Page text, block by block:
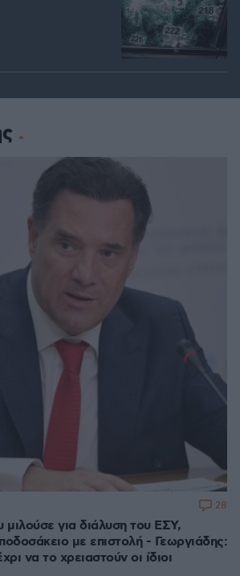
μιλούσε για διάλυση του ΕΣΥ,
με επιστολή - Γεωργιάδης:
να το χρειαστούν οι ίδιοι
28